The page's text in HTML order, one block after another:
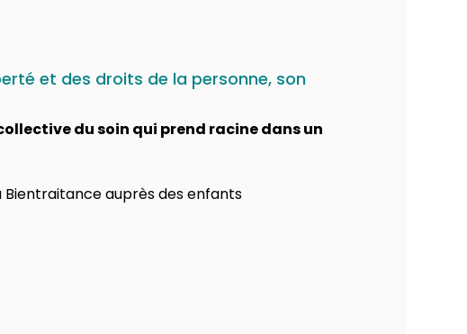
et des droits de la personne, son
du soin qui prend racine dans un
auprès des enfants